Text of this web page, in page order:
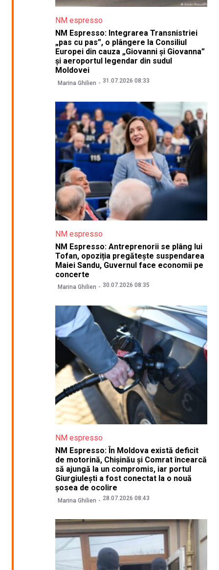
NM espresso
NM Espresso: Integrarea Transnistriei
„pas cu pas”, o plângere la Consiliul
Europei din cauza „Giovanni și Giovanna”
și aeroportul legendar din sudul
Moldovei
Marina Ghilien 31.07.2026 08:33
NM espresso
NM Espresso: Antreprenorii se plâng lui
Tofan, opoziția pregătește suspendarea
Maiei Sandu, Guvernul face economii pe
concerte
Marina Ghilien 30.07.2026 08:35
NM espresso
NM Espresso: În Moldova există deficit
de motorină, Chișinău și Comrat încearcă
să ajungă la un compromis, iar portul
Giurgiulești a fost conectat la o nouă
șosea de ocolire
Marina Ghilien 28.07.2026 08:43